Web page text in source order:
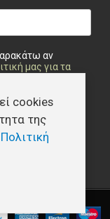
αν
μας για τα
cookies
της
Πολιτική